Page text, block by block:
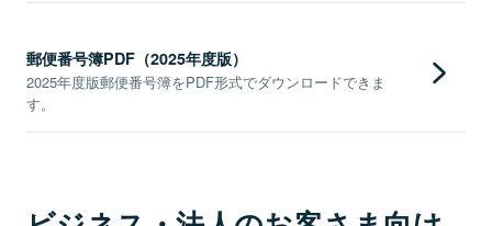
郵便番号簿PDF（2025年度版）
2025年度版郵便番号簿をPDF形式でダウンロードできま
す。